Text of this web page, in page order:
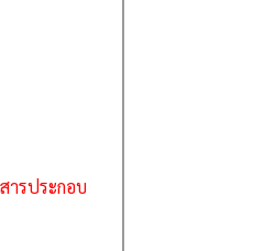
ารประกอบ